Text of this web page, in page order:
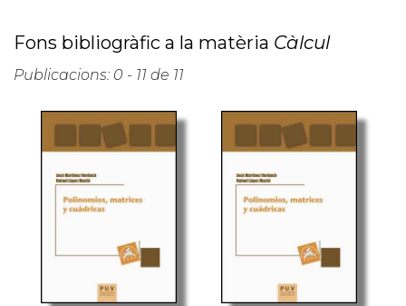
Fons bibliogràfic a la matèria Càlcul
Publicacions: 0 - 11 de 11